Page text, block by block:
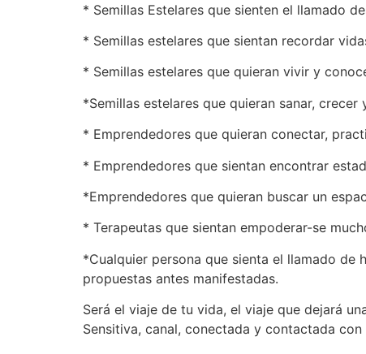
* Semillas Estelares que sienten el llamado
* Semillas estelares que sientan recordar
* Semillas estelares que quieran vivir y
*Semillas estelares que quieran sanar,
* Emprendedores que quieran conectar,
* Emprendedores que sientan encontrar
*Emprendedores que quieran buscar un
* Terapeutas que sientan empoderar-se
*Cualquier persona que sienta el llamado
propuestas antes manifestadas.
Será el viaje de tu vida, el viaje que dejará
Sensitiva, canal, conectada y contactada